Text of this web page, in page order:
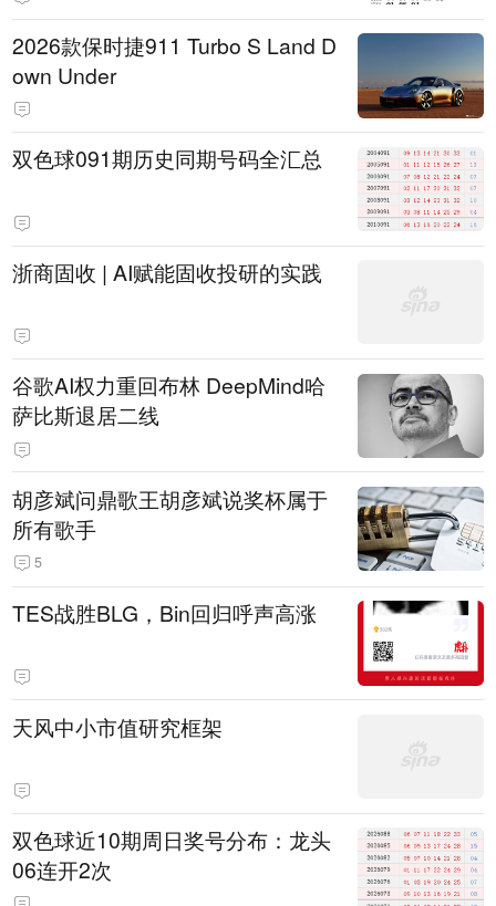
2026款保时捷911 Turbo S Land D
own Under
双色球091期历史同期号码全汇总
浙商固收 | AI赋能固收投研的实践
谷歌AI权力重回布林 DeepMind哈
萨比斯退居二线
胡彦斌问鼎歌王胡彦斌说奖杯属于
所有歌手
5
TES战胜BLG，Bin回归呼声高涨
天风中小市值研究框架
双色球近10期周日奖号分布：龙头
06连开2次